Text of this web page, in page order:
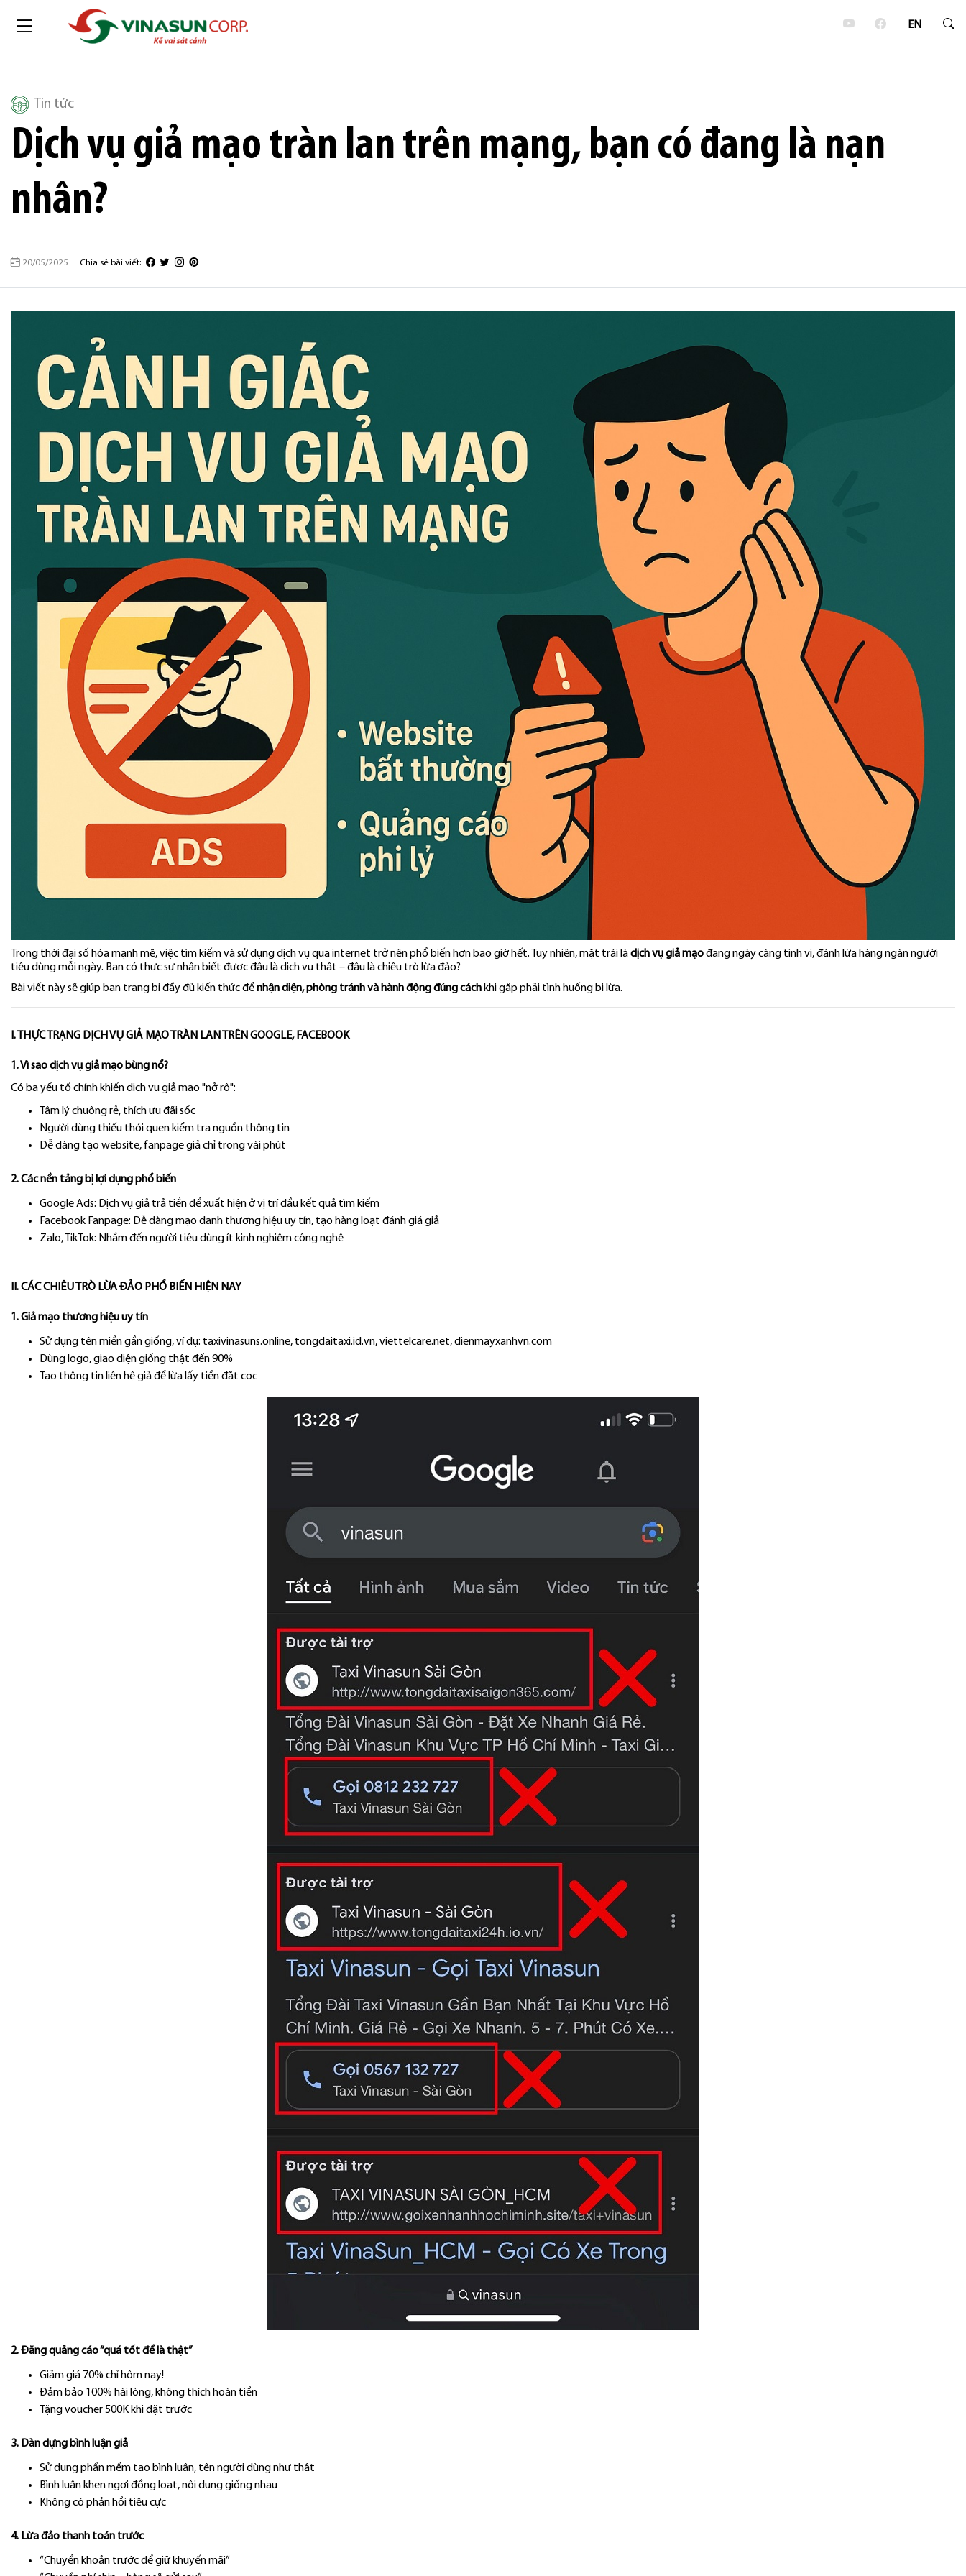
EN
Tin tức
Dịch vụ giả mạo tràn lan trên mạng, bạn có đang là nạn
nhân?
20/05/2025 Chia sẻ bài viết:
Trong thời đại số hóa mạnh mẽ, việc tìm kiếm và sử dụng dịch vụ qua internet trở nên phổ biến hơn bao giờ hết. Tuy nhiên, mặt trái làdịch vụ giả mạođang ngày càng tinh vi, đánh lừa hàng ngàn người
tiêu dùng mỗi ngày. Bạn có thực sự nhận biết được đâu là dịch vụ thật – đâu là chiêu trò lừa đảo?
Bài viết này sẽ giúp bạn trang bị đầy đủ kiến thức đểnhận diện, phòng tránh và hành động đúng cách khi gặp phải tình huống bị lừa.
I. THỰC TRẠNG DỊCH VỤ GIẢ MẠO TRÀN LAN TRÊN GOOGLE, FACEBOOK
1. Vì sao dịch vụ giả mạo bùng nổ?
Có ba yếu tố chính khiến dịch vụ giả mạo "nở rộ":
Tâm lý chuộng rẻ, thích ưu đãi sốc
Người dùng thiếu thói quen kiểm tra nguồn thông tin
Dễ dàng tạo website, fanpage giả chỉ trong vài phút
2. Các nền tảng bị lợi dụng phổ biến
​​​​​Google Ads: Dịch vụ giả trả tiền để xuất hiện ở vị trí đầu kết quả tìm kiếm
Facebook Fanpage: Dễ dàng mạo danh thương hiệu uy tín, tạo hàng loạt đánh giá giả
Zalo, TikTok: Nhắm đến người tiêu dùng ít kinh nghiệm công nghệ
II. CÁC CHIÊU TRÒ LỪA ĐẢO PHỔ BIẾN HIỆN NAY
1. Giả mạo thương hiệu uy tín
​​​​​Sử dụng tên miền gần giống, ví dụ: taxivinasuns.online, tongdaitaxi.id.vn, viettelcare.net, dienmayxanhvn.com
Dùng logo, giao diện giống thật đến 90%
Tạo thông tin liên hệ giả để lừa lấy tiền đặt cọc
2. Đăng quảng cáo “quá tốt để là thật”
Giảm giá 70% chỉ hôm nay!
Đảm bảo 100% hài lòng, không thích hoàn tiền
Tặng voucher 500K khi đặt trước
3. Dàn dựng bình luận giả
Sử dụng phần mềm tạo bình luận, tên người dùng như thật
Bình luận khen ngợi đồng loạt, nội dung giống nhau
Không có phản hồi tiêu cực
4. Lừa đảo thanh toán trước
“Chuyển khoản trước để giữ khuyến mãi”